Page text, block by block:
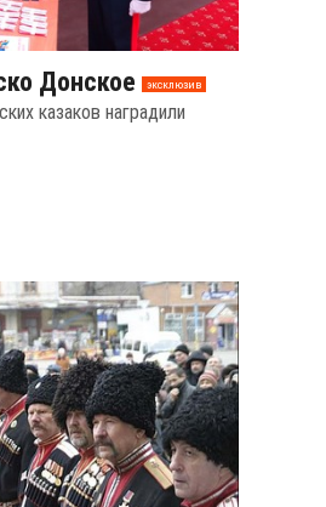
Донское эксклюзив
казаков наградили